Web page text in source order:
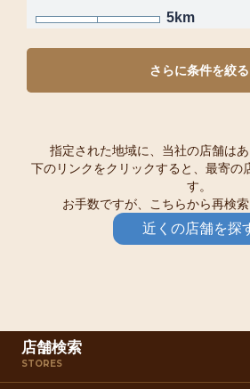
5km
さらに条件を絞る
指定された地域に、当社の店舗はあ
下のリンクをクリックすると、最寄の
す。
お手数ですが、こちらから再検索
近くの店舗を探
店舗検索
STORES